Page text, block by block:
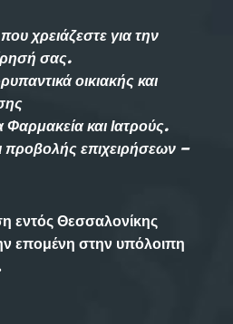
χρειάζεστε για την
σας.
οικιακής και
Φαρμακεία και Ιατρούς.
προβολής επιχειρήσεων –
εντός Θεσσαλονίκης
επομένη στην υπόλοιπη